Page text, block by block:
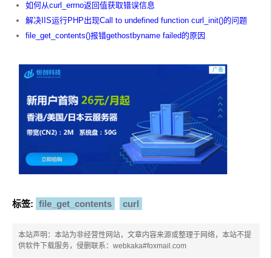
如何从curl_errno返回值获取错误信息
解决IIS运行PHP出现Call to undefined function curl_init()的问题
file_get_contents()报错gethostbyname failed的原因
标签: file_get_contents curl
本站声明：本站为非经营性网站，文章内容来源或整理于网络，本站不提
供软件下载服务，侵删联系：webkaka#foxmail.com